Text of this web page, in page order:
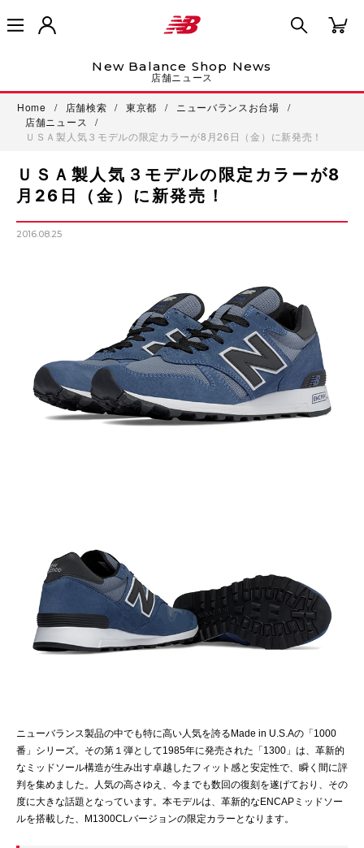
New Balance Shop News
店舗ニュース
Home / 店舗検索 / 東京都 / ニューバランスお台場
/
店舗ニュース
/
ＵＳＡ製人気３モデルの限定カラーが8月26日（金）に新発売！
ＵＳＡ製人気３モデルの限定カラーが8
月26日（金）に新発売！
2016.08.25
ニューバランス製品の中でも特に高い人気を誇るMade in U.S.Aの「1000
番」シリーズ。その第１弾として1985年に発売された「1300」は、革新的
なミッドソール構造が生み出す卓越したフィット感と安定性で、瞬く間に評
判を集めました。人気の高さゆえ、今までも数回の復刻を遂げており、その
度に大きな話題となっています。本モデルは、革新的なENCAPミッドソー
ルを搭載した、M1300CLバージョンの限定カラーとなります。